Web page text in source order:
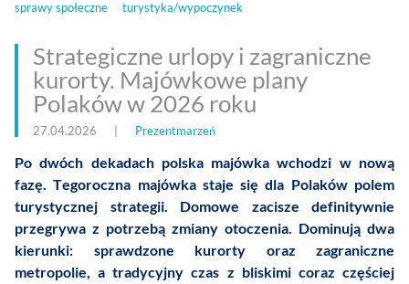
sprawy społeczne turystyka/wypoczynek
Strategiczne urlopy i zagraniczne
kurorty. Majówkowe plany
Polaków w 2026 roku
27.04.2026 Prezentmarzeń
Po dwóch dekadach polska majówka wchodzi w nową
fazę. Tegoroczna majówka staje się dla Polaków polem
turystycznej strategii. Domowe zacisze definitywnie
przegrywa z potrzebą zmiany otoczenia. Dominują dwa
kierunki: sprawdzone kurorty oraz zagraniczne
metropolie, a tradycyjny czas z bliskimi coraz częściej